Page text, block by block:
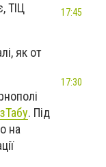
ТІЦ
як от
. Під
на
17:45
17:30